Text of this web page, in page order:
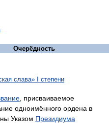
Очерёдность
слава» I степени
, присваиваемое
одноимённого ордена в
Указом Президиума